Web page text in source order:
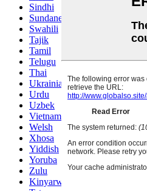
Sindhi
Sundanese
Swahili
Tajik
Tamil
Telugu
Thai
Ukrainian
Urdu
Uzbek
Vietnamese
Welsh
Xhosa
Yiddish
Yoruba
Zulu
Kinyarwanda